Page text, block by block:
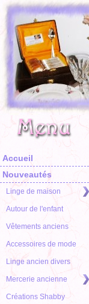
Accueil
Nouveautés
Linge de maison
Autour de l'enfant
Vêtements anciens
Accessoires de mode
Linge ancien divers
Mercerie ancienne
Créations Shabby